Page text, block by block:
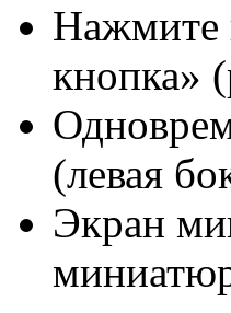
Нажмите
кнопка»
(левая
Экран